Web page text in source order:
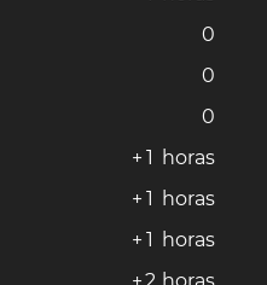
0
0
0
+ 1 horas
+ 1 horas
+ 1 horas
+2 horas